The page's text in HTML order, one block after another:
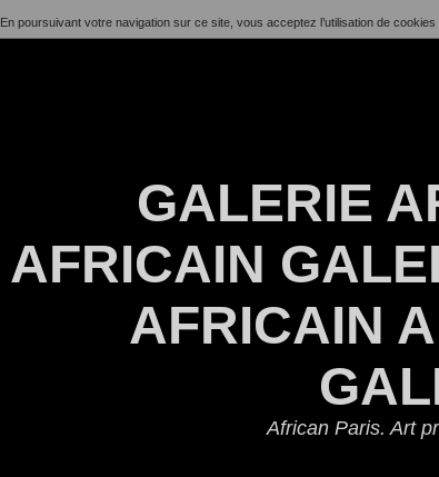
En poursuivant votre navigation sur ce site, vous acceptez l’utilisation de
GALERIE
AFRICAIN
AFRICAIN
African Paris. Art